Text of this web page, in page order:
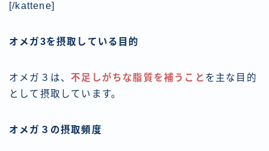
[/kattene]
オメガ3を摂取している目的
オメガ３は、不足しがちな脂質を補うこと を主な目的
として摂取しています。
オメガ３の摂取頻度